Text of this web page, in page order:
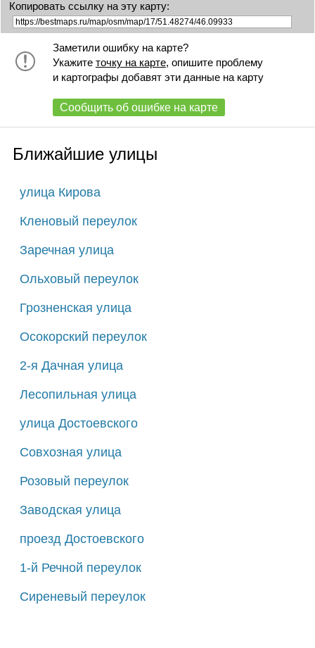
Копировать ссылку на эту карту:
Заметили ошибку на карте?
Укажите точку на карте, опишите проблему
и картографы добавят эти данные на карту
Сообщить об ошибке на карте
Ближайшие улицы
улица Кирова
Кленовый переулок
Заречная улица
Ольховый переулок
Грозненская улица
Осокорский переулок
2-я Дачная улица
Лесопильная улица
улица Достоевского
Совхозная улица
Розовый переулок
Заводская улица
проезд Достоевского
1-й Речной переулок
Сиреневый переулок